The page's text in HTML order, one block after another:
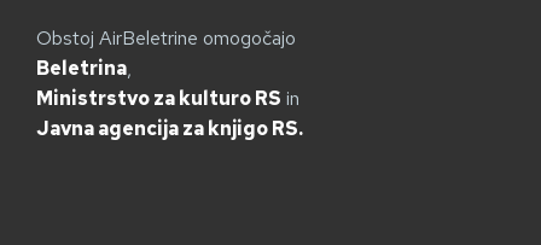
Obstoj AirBeletrine omogočajo
Beletrina,
Ministrstvo za kulturo RS in
Javna agencija za knjigo RS.